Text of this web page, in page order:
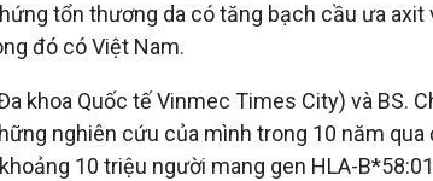
tổn thương da có tăng bạch cầu ưa
đó có Việt Nam.
khoa Quốc tế Vinmec Times City) và BS.
nghiên cứu của mình trong 10 năm
10 triệu người mang gen HLA-